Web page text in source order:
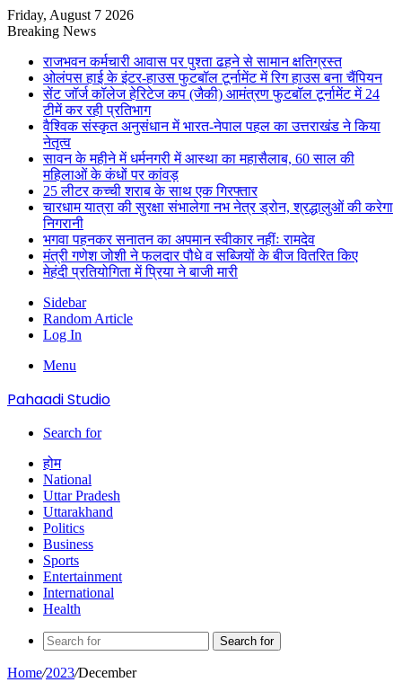
Friday, August 7 2026
Breaking News
राजभवन कर्मचारी आवास पर पुश्ता ढहने से सामान क्षतिग्रस्त
ओलंपस हाई के इंटर-हाउस फुटबॉल टूर्नामेंट में रिग हाउस बना चैंपियन
सेंट जॉर्ज कॉलेज हेरिटेज कप (जैकी) आमंत्रण फुटबॉल टूर्नामेंट में 24
टीमें कर रही प्रतिभाग
वैश्विक संस्कृत अनुसंधान में भारत-नेपाल पहल का उत्तराखंड ने किया
नेतृत्व
सावन के महीने में धर्मनगरी में आस्था का महासैलाब, 60 साल की
महिलाओं के कंधों पर कांवड़
25 लीटर कच्ची शराब के साथ एक गिरफ्तार
चारधाम यात्रा की सुरक्षा संभालेगा नभ नेत्र ड्रोन, श्रद्धालुओं की करेगा
निगरानी
भगवा पहनकर सनातन का अपमान स्वीकार नहींः रामदेव
मंत्री गणेश जोशी ने फलदार पौधे व सब्जियों के बीज वितरित किए
मेहंदी प्रतियोगिता में प्रिया ने बाजी मारी
Sidebar
Random Article
Log In
Menu
Pahaadi Studio
Search for
होम
National
Uttar Pradesh
Uttarakhand
Politics
Business
Sports
Entertainment
International
Health
Search for
Home/2023/December